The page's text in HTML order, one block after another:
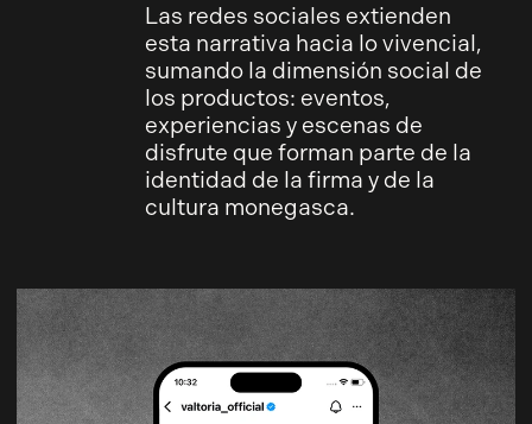
Las redes sociales extienden
esta narrativa hacia lo vivencial,
sumando la dimensión social de
los productos: eventos,
experiencias y escenas de
disfrute que forman parte de la
identidad de la firma y de la
cultura monegasca.